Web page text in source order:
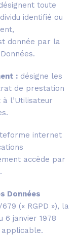
toute
identifié ou
donnée par la
: désigne les
de prestation
l’Utilisateur
internet
accède par
Données
(« RGPD »), la
6 janvier 1978
applicable.